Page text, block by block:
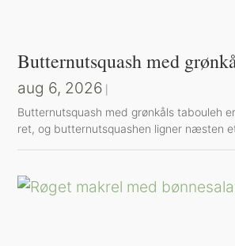
Butternutsquash med
aug 6, 2026
Butternutsquash med grønkåls tabouleh
ret, og butternutsquashen ligner næsten